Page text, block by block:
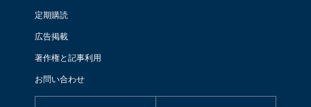
定期購読
広告掲載
著作権と記事利用
お問い合わせ